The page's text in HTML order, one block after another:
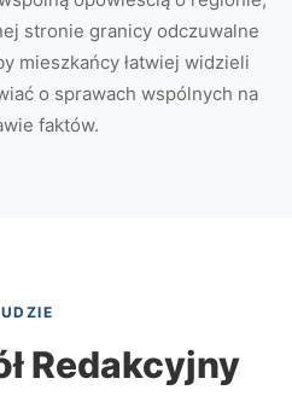
stronie granicy odczuwalne
mieszkańcy łatwiej widzieli
o sprawach wspólnych na
faktów.
Redakcyjny